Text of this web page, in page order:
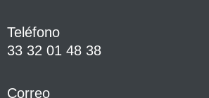
Teléfono
33 32 01 48 38
Correo